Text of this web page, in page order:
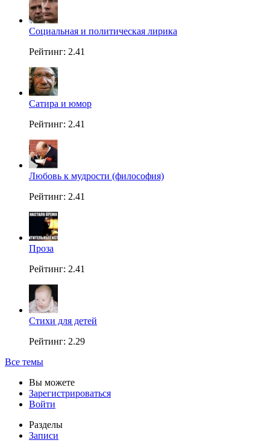
Социальная и политическая лирика
Рейтинг: 2.41
Сатира и юмор
Рейтинг: 2.41
Любовь к мудрости (философия)
Рейтинг: 2.41
Проза
Рейтинг: 2.41
Стихи для детей
Рейтинг: 2.29
Все темы
Вы можете
Зарегистрироваться
Войти
Разделы
Записи